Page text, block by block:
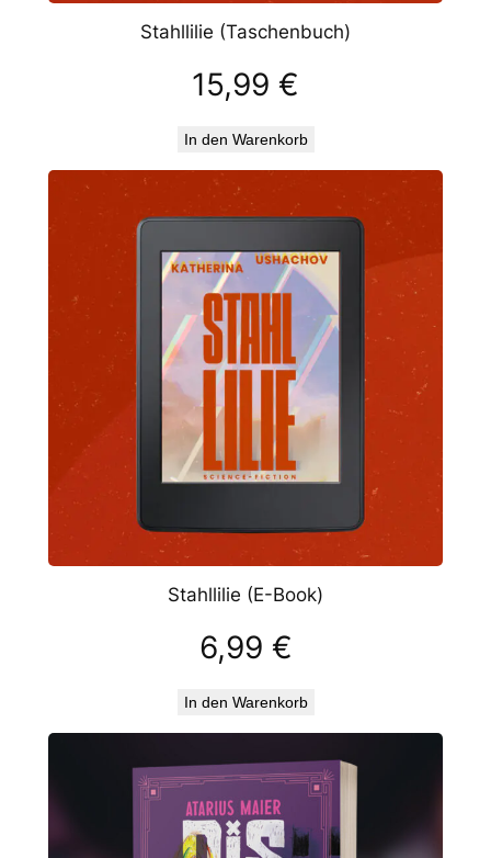
Stahllilie (Taschenbuch)
15,99 €
In den Warenkorb
Stahllilie (E-Book)
6,99 €
In den Warenkorb